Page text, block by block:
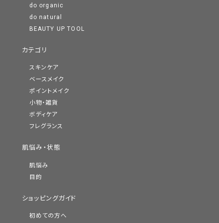
do organic
do natural
BEAUTY UP TOOL
カテゴリ
スキンケア
ベースメイク
ポイントメイク
小物・雑貨
ボディケア
フレグランス
肌悩み・状態
肌悩み
目的
ショッピングガイド
初めての方へ